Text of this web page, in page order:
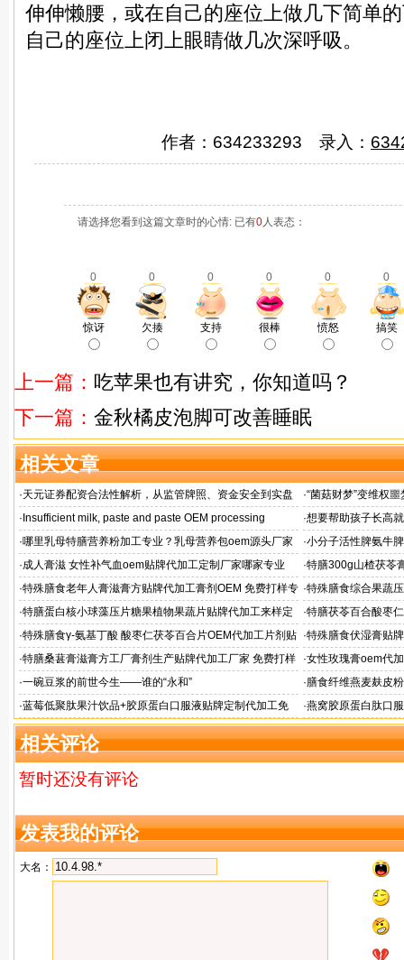
伸伸懒腰，或在自己的座位上做几下简单
自己的座位上闭上眼睛做几次深呼吸。
作者：634233293 录入：
请选择您看到这篇文章时的心情: 已有0人表态：
0 0 0 0 0 0
惊讶 欠揍 支持 很棒 愤怒 搞笑
上一篇： 吃苹果也有讲究，你知道吗？
下一篇： 金秋橘皮泡脚可改善睡眠
相关文章
·天元证券配资合法性解析，从监管牌照、资金安全到实盘
交易总结
·“菌菇财梦”变维权噩
· Insufficient milk, paste and paste OEM processing ·想要帮助孩子长高
工厂？
·哪里乳母特膳营养粉加工专业？乳母营养包oem源头厂家 ·小分子活性脾氨牛
格
·成人膏滋 女性补气血oem贴牌代加工定制厂家哪家专业 ·特膳300g山楂茯苓
厂
·特殊膳食老年人膏滋膏方贴牌代加工膏剂OEM 免费打样专
家配方
·特殊膳食综合果蔬
家
·特膳蛋白核小球藻压片糖果植物果蔬片贴牌代加工来样定
制厂
·特膳茯苓百合酸枣
定制
·特殊膳食γ-氨基丁酸 酸枣仁茯苓百合片OEM代加工片剂贴
牌
·特殊膳食伏湿膏贴
·特膳桑葚膏滋膏方工厂膏剂生产贴牌代加工厂家 免费打样 ·女性玫瑰膏oem代
状膏滋定制
·一碗豆浆的前世今生——谁的“永和” ·膳食纤维燕麦麸皮
·蓝莓低聚肽果汁饮品+胶原蛋白口服液贴牌定制代加工免
费打样
·燕窝胶原蛋白肽口
加工厂
相关评论
暂时还没有评论
发表我的评论
大名：